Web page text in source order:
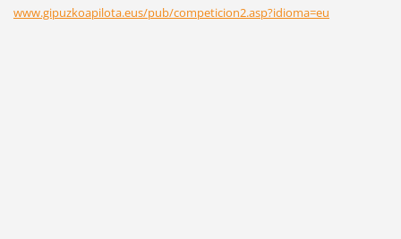
www.gipuzkoapilota.eus/pub/competicion2.asp?idioma=eu